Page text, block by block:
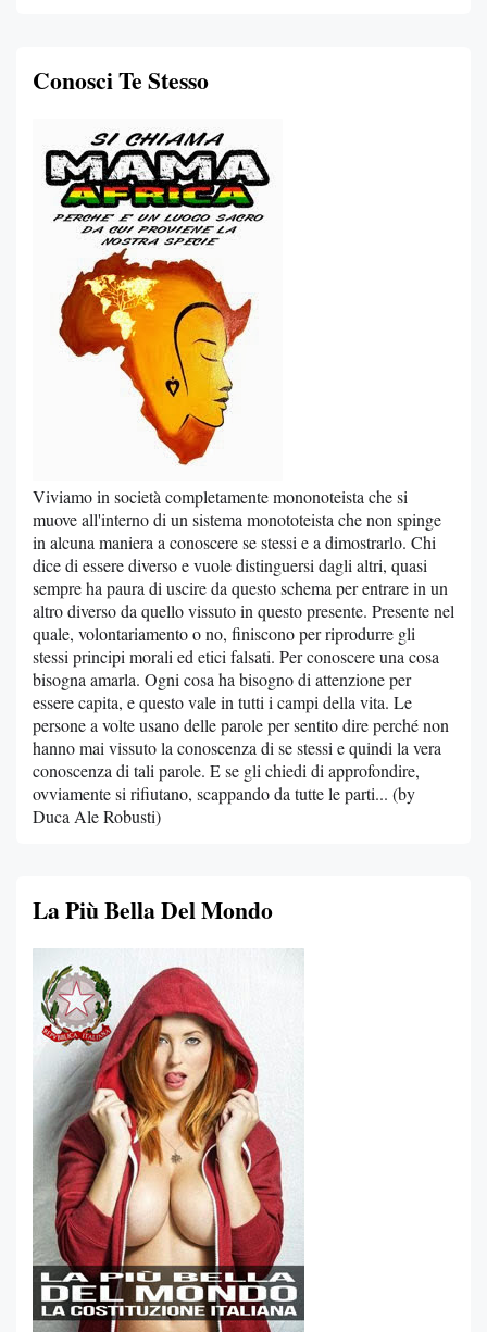
Conosci Te Stesso
Viviamo in società completamente mononoteista che si
muove all'interno di un sistema monototeista che non spinge
in alcuna maniera a conoscere se stessi e a dimostrarlo. Chi
dice di essere diverso e vuole distinguersi dagli altri, quasi
sempre ha paura di uscire da questo schema per entrare in un
altro diverso da quello vissuto in questo presente. Presente nel
quale, volontariamento o no, finiscono per riprodurre gli
stessi principi morali ed etici falsati. Per conoscere una cosa
bisogna amarla. Ogni cosa ha bisogno di attenzione per
essere capita, e questo vale in tutti i campi della vita. Le
persone a volte usano delle parole per sentito dire perché non
hanno mai vissuto la conoscenza di se stessi e quindi la vera
conoscenza di tali parole. E se gli chiedi di approfondire,
ovviamente si rifiutano, scappando da tutte le parti... (by
Duca Ale Robusti)
La Più Bella Del Mondo